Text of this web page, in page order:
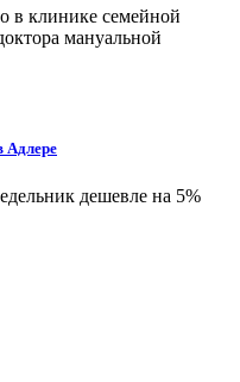
в клинике семейной
мануальной
Адлере
дешевле на 5%